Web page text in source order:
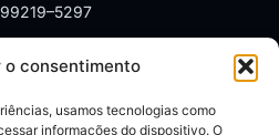
o consentimento
usamos tecnologias como
informações do dispositivo. O